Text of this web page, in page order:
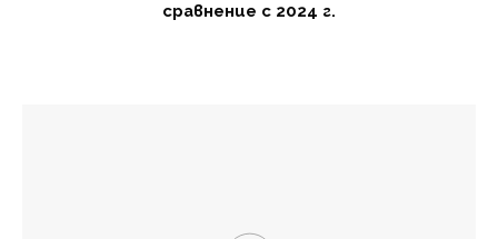
сравнение с 2024 г.